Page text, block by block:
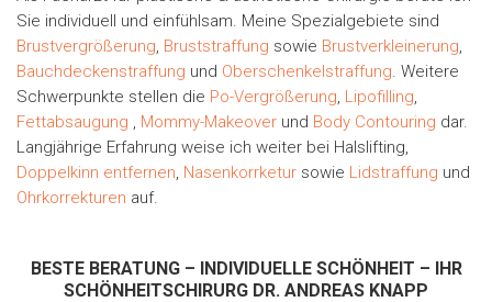
Sie individuell und einfühlsam. Meine Spezialgebiete sind
Brustvergrößerung, Bruststraffung sowie Brustverkleinerung,
Bauchdeckenstraffung und Oberschenkelstraffung. Weitere
Schwerpunkte stellen die Po-Vergrößerung, Lipofilling,
Fettabsaugung , Mommy-Makeover und Body Contouring dar.
Langjährige Erfahrung weise ich weiter bei Halslifting,
Doppelkinn entfernen, Nasenkorrketur sowie Lidstraffung und
Ohrkorrekturen auf.
BESTE BERATUNG – INDIVIDUELLE SCHÖNHEIT – IHR
SCHÖNHEITSCHIRURG DR. ANDREAS KNAPP